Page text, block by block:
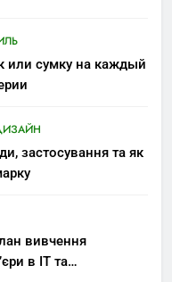
или сумку на каждый
застосування та як
вивчення
в IT та